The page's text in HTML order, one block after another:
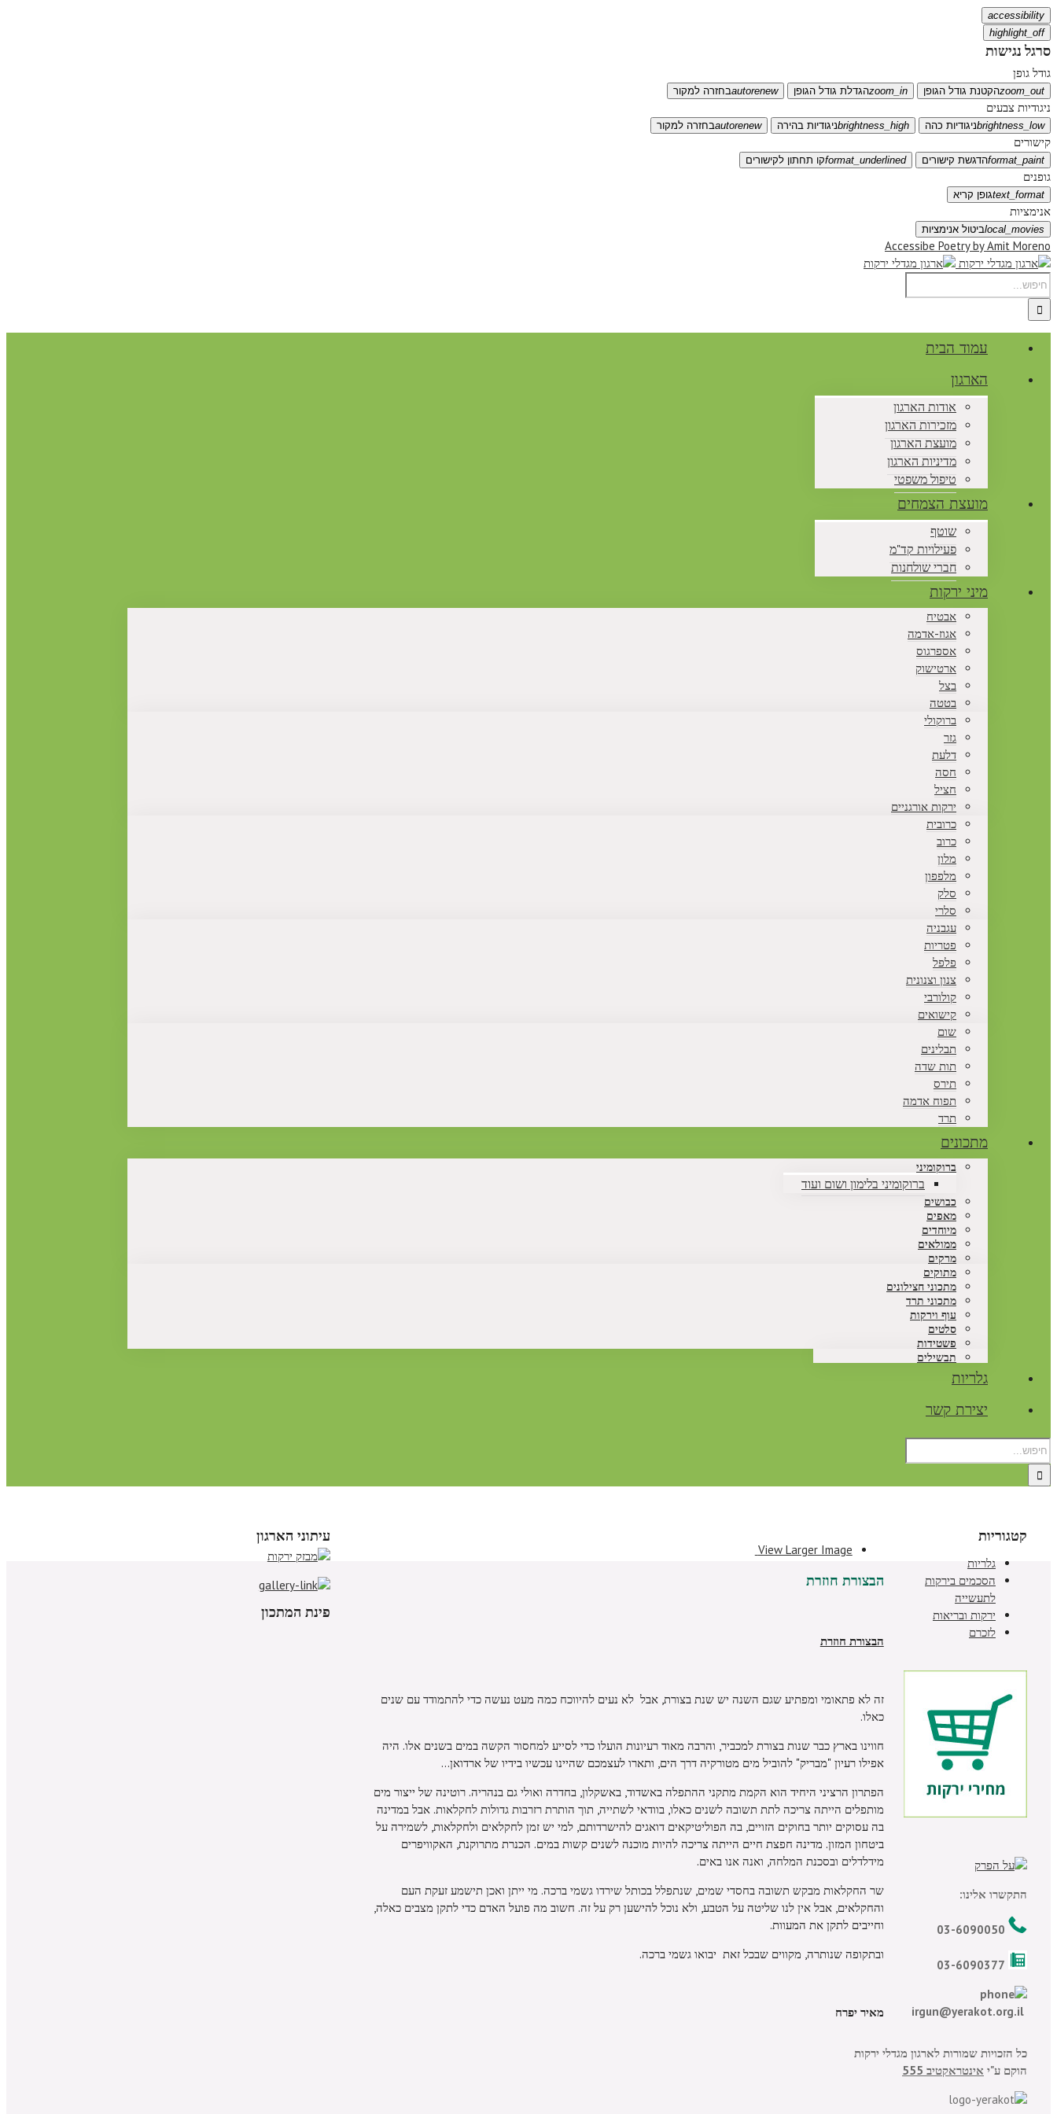
accessibility
highlight_off
סרגל נגישות
גודל גופן
zoom_outהקטנת גודל הגופן zoom_inהגדלת גודל הגופן autorenewבחזרה למקור
ניגודיות צבעים
brightness_lowניגודיות כהה brightness_highניגודיות בהירה autorenewבחזרה למקור
קישורים
format_paintהדגשת קישורים format_underlinedקו תחתון לקישורים
גופנים
text_formatגופן קריא
אנימציות
local_moviesביטול אנימציות
Accessibe Poetry by Amit Moreno
עמוד הבית
הארגון
אודות הארגון
מזכירות הארגון
מועצת הארגון
מדיניות הארגון
טיפול משפטי
מועצת הצמחים
שוטף
פעילויות קד"מ
חברי שולחנות
מיני ירקות
אבטיח
אגוז-אדמה
אספרגוס
ארטישוק
בצל
בטטה
ברוקולי
גזר
דלעת
חסה
חציל
ירקות אורגניים
כרובית
כרוב
מלון
מלפפון
סלק
סלרי
עגבניה
פטריות
פלפל
צנון וצנונית
קולורבי
קישואים
שום
תבלינים
תות שדה
תירס
תפוח אדמה
תרד
מתכונים
ברוקומיני
ברוקומיני בלימון ושום ועוד
כבושים
מאפים
מיוחדים
ממולאים
מרקים
מתוקים
מתכוני חצילונים
מתכוני תרד
עוף וירקות
סלטים
פשטידות
תבשילים
גלריות
יצירת קשר
View Larger Image
הבצורת חוזרת
הבצורת חוזרת
זה לא פתאומי ומפתיע שגם השנה יש שנת בצורת, אבל לא נעים להיווכח כמה מעט נעשה כדי להתמודד עם שנים
כאלו.
חווינו בארץ כבר שנות בצורת למכביר, והרבה מאוד רעיונות הועלו כדי לסייע למחסור הקשה במים בשנים אלו. היה
אפילו רעיון "מבריק" להוביל מים מטורקיה דרך הים, ותארו לעצמכם שהיינו עכשיו בידיו של ארדואן…
הפתרון הרציני היחיד הוא הקמת מתקני ההתפלה באשדוד, באשקלון, בחדרה ואולי גם בנהריה. רוטינה של ייצור מים
מותפלים הייתה צריכה לתת תשובה לשנים כאלו, בוודאי לשתייה, תוך הותרת רזרבות גדולות לחקלאות. אבל במדינה
בה עסוקים יותר בחוקים הזויים, בה הפוליטיקאים דואגים להישרדותם, למי יש זמן לחקלאים ולחקלאות, לשמירה על
ביטחון המזון. מדינה חפצת חיים הייתה צריכה להיות מוכנה לשנים קשות במים. הכנרת מתרוקנת, האקוויפרים
מידלדלים ובסכנת המלחה, ואנה אנו באים.
שר החקלאות מבקש תשובה בחסדי שמים, שנתפלל בכותל שירדו גשמי ברכה. מי ייתן ואכן תישמע זעקת העם
והחקלאים, אבל אין לנו שליטה על הטבע, ולא נוכל להישען רק על זה. חשוב מה פועל האדם כדי לתקן מצבים כאלה,
וחייבים לתקן את המעוות.
ובתקופה שנותרה, מקווים שבכל זאת יבואו גשמי ברכה.
מאיר יפרח
עיתוני הארגון
פינת המתכון
קטגוריות
גלריות
הסכמים בירקות
לתעשייה
ירקות ובריאות
לזכרם
התקשרו אלינו:
כל הזכויות שמורות לארגון מגדלי ירקות
הוקם ע"י אינטראקטיב 555